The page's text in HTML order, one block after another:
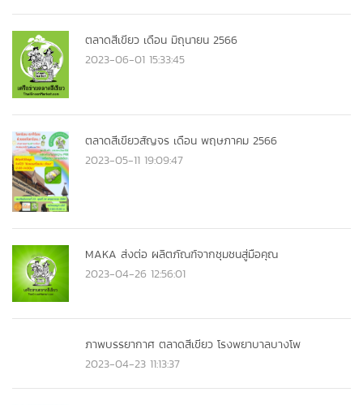
ตลาดสีเขียว เดือน มิถุนายน 2566
2023-06-01 15:33:45
ตลาดสีเขียวสัญจร เดือน พฤษภาคม 2566
2023-05-11 19:09:47
MAKA ส่งต่อ ผลิตภัณฑ์จากชุมชนสู่มือคุณ
2023-04-26 12:56:01
ภาพบรรยากาศ ตลาดสีเขียว โรงพยาบาลบางโพ
2023-04-23 11:13:37